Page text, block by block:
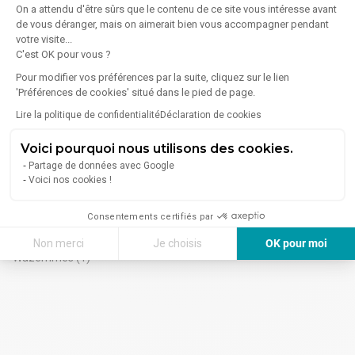
On a attendu d'être sûrs que le contenu de ce site vous intéresse avant
de vous déranger, mais on aimerait bien vous accompagner pendant
votre visite...
C'est OK pour vous ?
Pour modifier vos préférences par la suite, cliquez sur le lien
'Préférences de cookies' situé dans le pied de page.
Lire la politique de confidentialitéDéclaration de cookies
Voici pourquoi nous utilisons des cookies.
Partage de données avec Google
Voici nos cookies !
Consentements certifiés par
Non merci Je choisis
OK pour moi
Axeptio consent
Plateforme de Gestion du Consentement : Personnalisez vos Options
Cambrai (7)
Wattrelos (7)
(4)
Ronchin (4)
Caudry (1)
Maubeuge (1)
Lille - Quartiers - Professionnels de l'immobilier
d'entreprise
Lille - Vieux Lille (3)
Esquermes (3)
Lille - Wazemmes - Autres recherches
Location bureaux
Wazemmes (1)